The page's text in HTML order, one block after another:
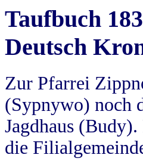
Taufbuch
Deutsch
Zur Pfarrei
(Sypnywo) noch
Jagdhaus
die